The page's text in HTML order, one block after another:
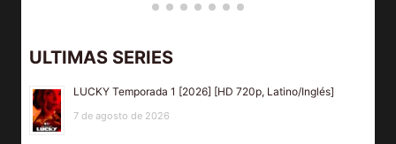
ULTIMAS SERIES
LUCKY Temporada 1 [2026] [HD 720p, Latino/Inglés]
7 de agosto de 2026